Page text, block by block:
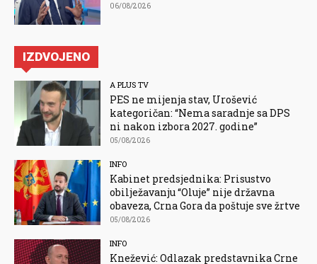
06/08/2026
IZDVOJENO
A PLUS TV
PES ne mijenja stav, Urošević
kategoričan: “Nema saradnje sa DPS
ni nakon izbora 2027. godine”
05/08/2026
INFO
Kabinet predsjednika: Prisustvo
obilježavanju “Oluje” nije državna
obaveza, Crna Gora da poštuje sve žrtve
05/08/2026
INFO
Knežević: Odlazak predstavnika Crne